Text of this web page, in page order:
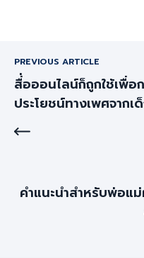
PREVIOUS ARTICLE
สื่่อออนไลน์ก็ถูกใช้เพื่อ
ประโยชน์ทางเพศจากเ
คำแนะนำสำหรับพ่อแ